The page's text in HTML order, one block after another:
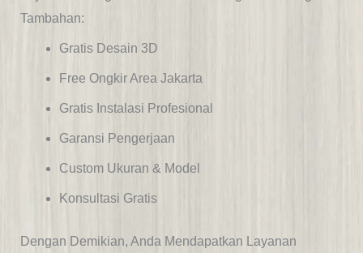
Tambahan:
Gratis Desain 3D
Free Ongkir Area Jakarta
Gratis Instalasi Profesional
Garansi Pengerjaan
Custom Ukuran & Model
Konsultasi Gratis
Dengan Demikian, Anda Mendapatkan Layanan